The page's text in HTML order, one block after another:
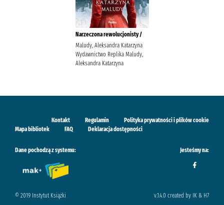
Narzeczona rewolucjonisty /
Maludy, Aleksandra Katarzyna
Wydawnictwo Replika Maludy,
Aleksandra Katarzyna
Kontakt Regulamin
Polityka prywatności i plików cookie
Mapa bibliotek
FAQ Deklaracja dostępności
Dane pochodzą z systemu: Jesteśmy na:
© 2019 Instytut Książki v.1.4.0 created by IK & H7